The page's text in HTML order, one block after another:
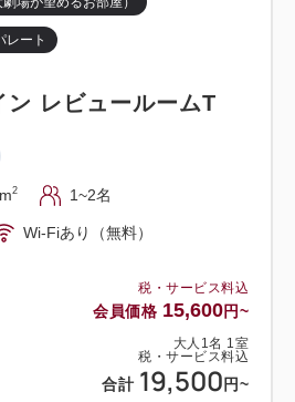
税・サービス料込
場が望めるお部屋）
ート
レビュールームA
1~2名
税・サービス料込
会員価格 15,600円~
大人 1名 1室
税・サービス料込
合計 19,500 円~
レート
ン レビュールームT
2 1~2名
Wi-Fiあり（無料）